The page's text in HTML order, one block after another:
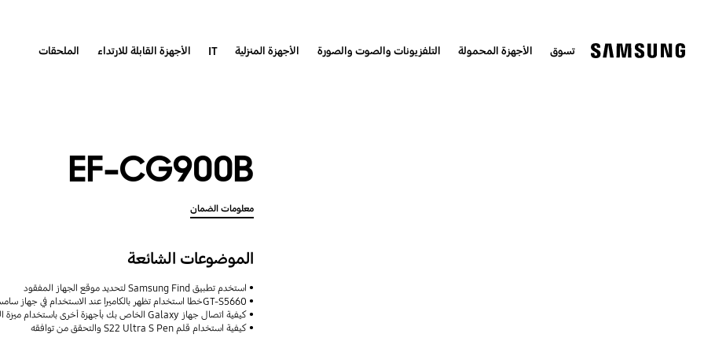
تسوق الأجهزة المحمولة التلفزيونات والصوت والصورة الأجهزة المنزلية IT الأجهزة القابلة للارتداء الملحقات
EF-CG900B
معلومات الضمان
الموضوعات الشائعة
استخدم تطبيق Samsung Find لتحديد موقع الجهاز المفقود
GT-S5660خطا استخدام تظهر بالكاميرا عند الاستخدام في جهاز سامسونج موديل
كيفية اتصال جهاز Galaxy الخاص بك بأجهزة أخرى باستخدام ميزة الأجهزة المتصلة مع دعم Samsung
كيفية استخدام قلم S22 Ultra S Pen والتحقق من توافقه